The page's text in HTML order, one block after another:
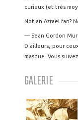
curieux (et très
Not an Azrael fan?
— Sean Gordon
D'ailleurs, pour
masque. Vous suivez
GALERIE